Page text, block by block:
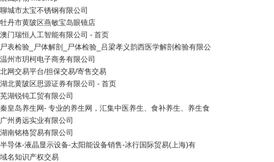
聊城市太宝不锈钢有限公司
牡丹市黄陂区燕敏宝岛眼镜店
澳门瑞恒人工智能有限公司 - 首页
尸表检验_尸体解剖_尸体检验_吕梁孝义韵西医学解剖检验有限公
温州市玥柯电子商务有限公司
北网交易平台/担保交易/寄售交易
湖北黄陂区思源证券有限公司 - 首页
芜湖锐钝工贸有限公司
秦皇岛养生网- 专业的养生网，汇集中医养生、食补养生、养生食
广州勇远实业有限公司
湖南铭格贸易有限公司
半导体-液晶显示设备-太阳能设备销售-冰行国际贸易(上海)有
域名知识产权交易